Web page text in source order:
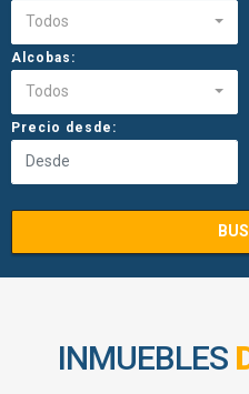
Todos
Alcobas:
Todos
Precio desde:
INMUEBLES